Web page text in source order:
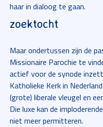
haar in dialoog te gaan.
zoektocht
Maar ondertussen zijn de
Missionaire Parochie te
actief voor de synode
Katholieke Kerk in
(grote) liberale vleugel en
Die luxe kan de
niet meer permitteren.